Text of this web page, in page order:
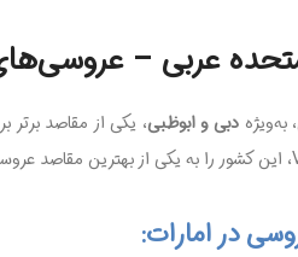
به‌ویژه دبی و ابوظبی، یکی از مقاصد
در امارات: